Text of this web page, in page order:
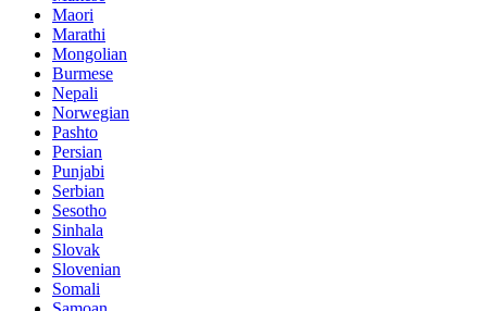
Maori
Marathi
Mongolian
Burmese
Nepali
Norwegian
Pashto
Persian
Punjabi
Serbian
Sesotho
Sinhala
Slovak
Slovenian
Somali